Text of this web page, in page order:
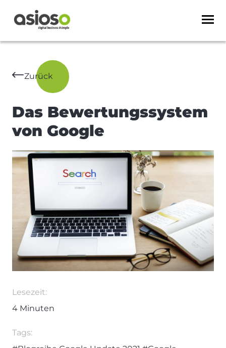
Zurück
Das Bewertungssystem
von Google
Lesezeit:
4 Minuten
Tags: